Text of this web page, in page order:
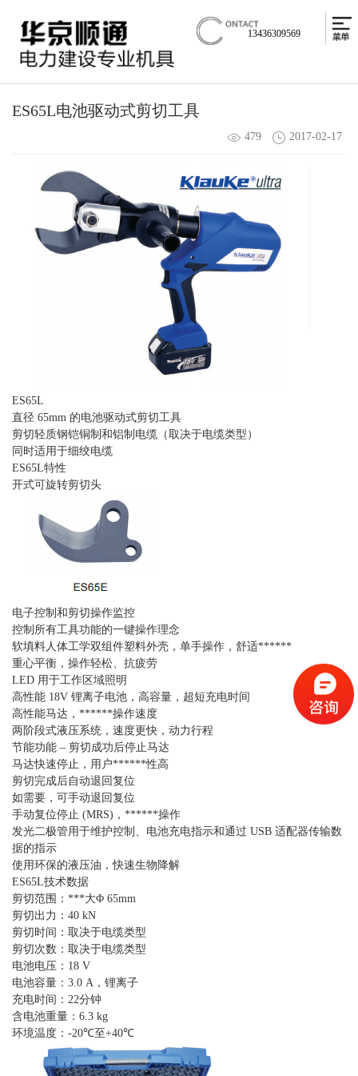
13436309569
ES65L电池驱动式剪切工具
479 2017-02-17
ES65L
直径 65mm 的电池驱动式剪切工具
剪切轻质钢铠铜制和铝制电缆（取决于电缆类型）
同时适用于细绞电缆
ES65L特性
开式可旋转剪切头
电子控制和剪切操作监控
控制所有工具功能的一键操作理念
软填料人体工学双组件塑料外壳，单手操作，舒适******
重心平衡，操作轻松、抗疲劳
LED 用于工作区域照明
高性能 18V 锂离子电池，高容量，超短充电时间
高性能马达，******操作速度
两阶段式液压系统，速度更快，动力行程
节能功能 – 剪切成功后停止马达
马达快速停止，用户******性高
剪切完成后自动退回复位
如需要，可手动退回复位
手动复位停止 (MRS) ，******操作
发光二极管用于维护控制、电池充电指示和通过 USB 适配器传输数
据的指示
使用环保的液压油，快速生物降解
ES65L技术数据
剪切范围：***大Φ 65mm
剪切出力： 40 kN
剪切时间：取决于电缆类型
剪切次数：取决于电缆类型
电池电压： 18 V
电池容量： 3.0 A ，锂离子
充电时间： 22分钟
含电池重量： 6.3 kg
环境温度： -20℃至+40℃